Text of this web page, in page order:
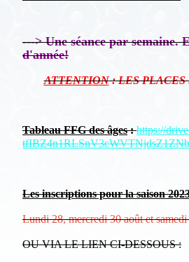
---> Une séance par semaine.
d'année!
ATTENTION: LES PLACES
Tableau FFG des âges: https://
Les inscriptions pour la saison
Lundi 28, mercredi 30 août et
OU VIA LE LIEN CI-DESSOUS :